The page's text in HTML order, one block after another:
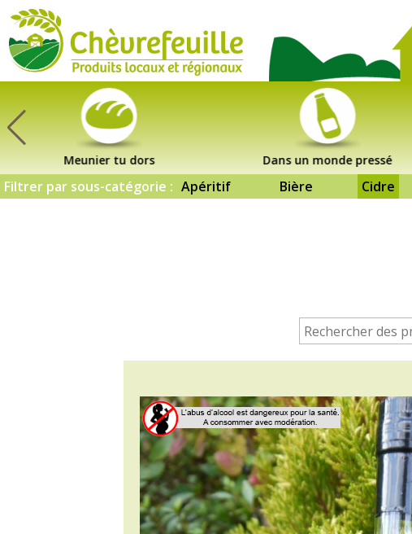
Meunier tu dors Dans un monde pressé
Filtrer par sous-catégorie : Apéritif Bière Cidre